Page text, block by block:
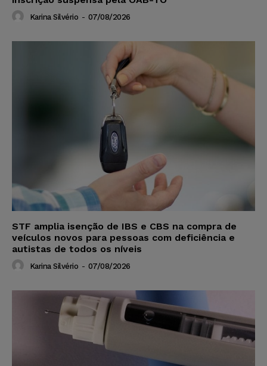
Karina Silvério - 07/08/2026
STF amplia isenção de IBS e CBS na compra de
veículos novos para pessoas com deficiência e
autistas de todos os níveis
Karina Silvério - 07/08/2026